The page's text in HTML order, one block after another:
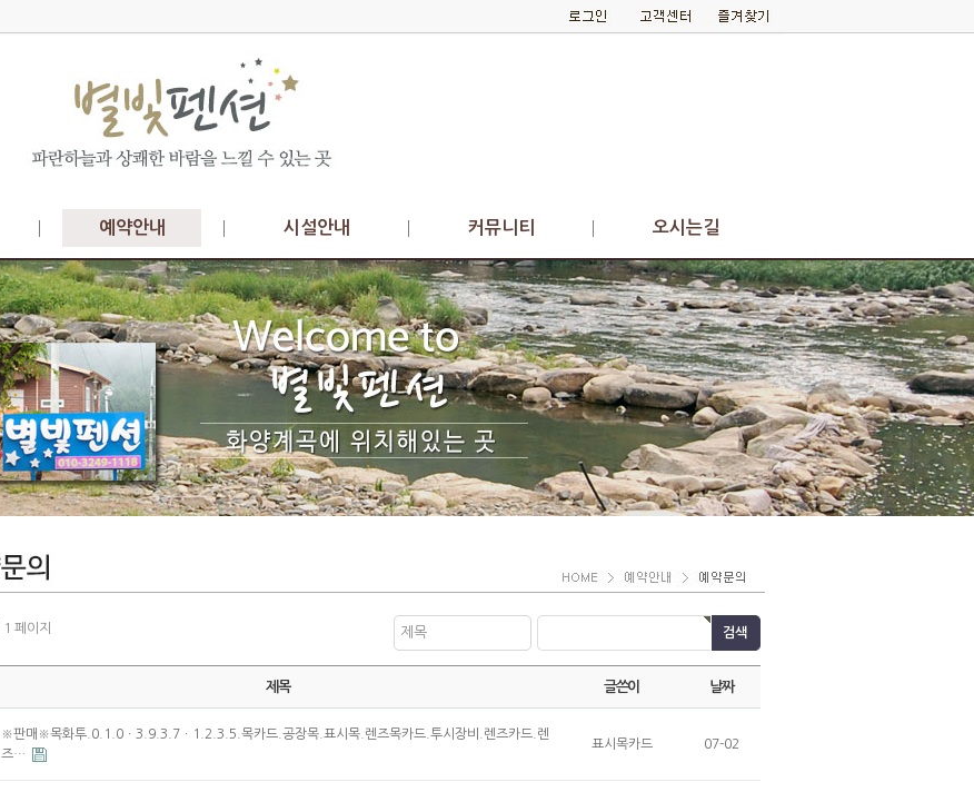
예약안내 시설안내 커뮤니티 오시는길
1 페이지 제목
제목 글쓴이 날짜
※판매※목화투.0.1.0ㆍ3.9.3.7ㆍ1.2.3.5.목카드.공장목.표시목.렌즈목카드.투시장비.렌즈카드.렌
즈…
표시목카드 07-02